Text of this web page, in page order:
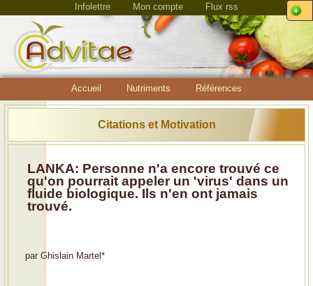
Infolettre Mon compte Flux rss
Accueil Nutriments Références
Citations et Motivation
LANKA: Personne n'a encore trouvé ce
qu'on pourrait appeler un 'virus' dans un
fluide biologique. Ils n'en ont jamais
trouvé.
par Ghislain Martel *